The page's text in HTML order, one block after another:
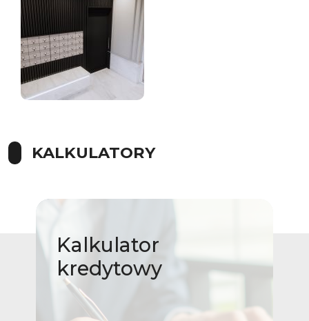
KALKULATORY
Kalkulator
kredytowy